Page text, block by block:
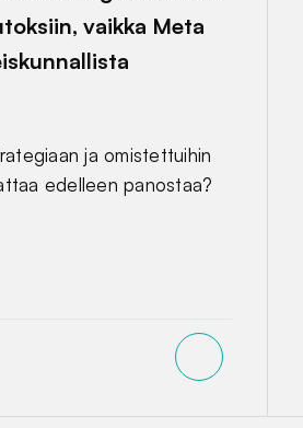
vaikka Meta
ja omistettuihin
edelleen panostaa?